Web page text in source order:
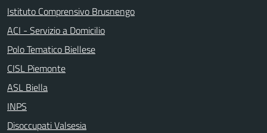
Istituto Comprensivo Brusnengo
ACI - Servizio a Domicilio
Polo Tematico Biellese
CISL Piemonte
ASL Biella
INPS
Disoccupati Valsesia